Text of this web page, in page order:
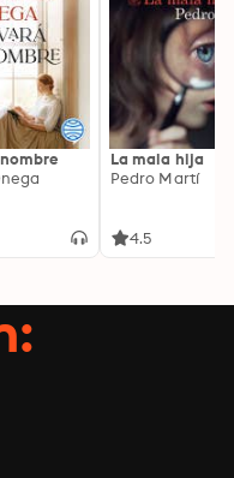
La mala hija
Pedro Martí
4.5